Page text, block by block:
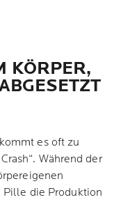
KÖRPER,
es oft zu
Während der
Pille die Produktion